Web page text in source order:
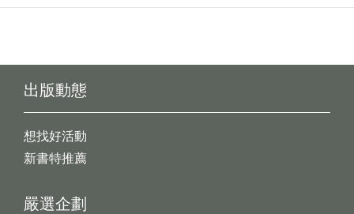
出版動態
想找好活動
新書特推薦
嚴選企劃